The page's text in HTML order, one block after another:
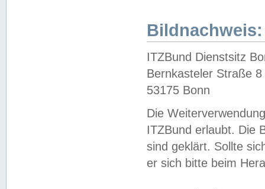
Bildnachweis:
ITZBund Dienstsitz
Bernkasteler Straße 8
53175 Bonn
Die
ITZBund erlaubt. Die
sind geklärt. Sollte
er sich bitte beim